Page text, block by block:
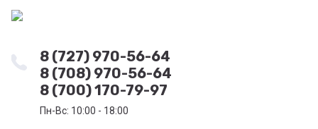
8 (727) 970-56-64
8 (708) 970-56-64
8 (700) 170-79-97
Пн-Вс: 10:00 - 18:00